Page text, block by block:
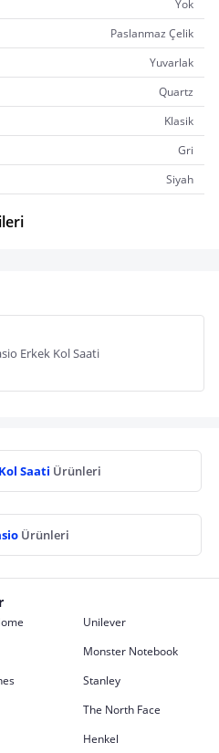
Yok
Paslanmaz Çelik
Yuvarlak
Quartz
Klasik
Gri
Siyah
Erkek Kol Saati
Saati Ürünleri
Ürünleri
Unilever
Monster Notebook
Stanley
The North Face
Henkel